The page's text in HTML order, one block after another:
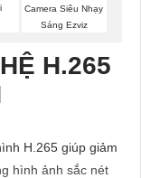
Camera Siêu Nhạy
Sáng Ezviz
H.265
H.265 giúp giảm
hình ảnh sắc nét